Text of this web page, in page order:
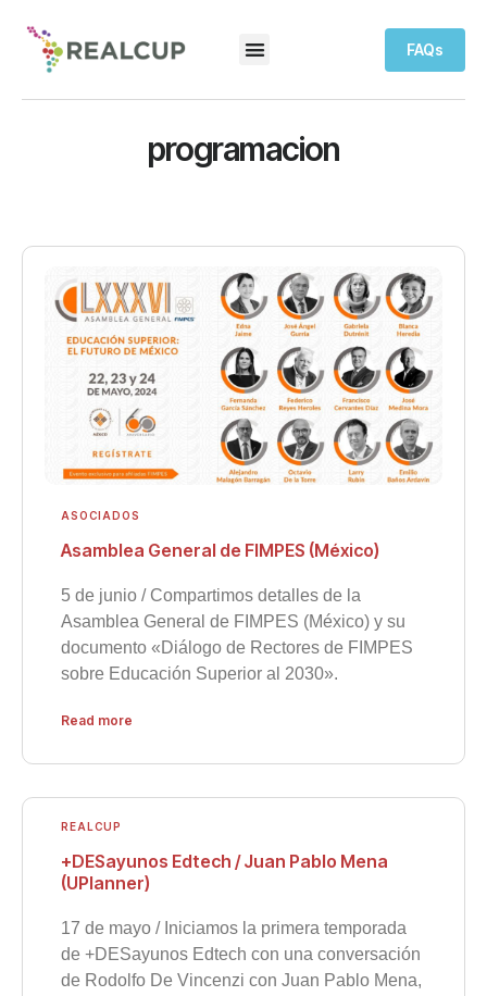
FAQs
programacion
ASOCIADOS
Asamblea General de FIMPES (México)
5 de junio / Compartimos detalles de la
Asamblea General de FIMPES (México) y su
documento «Diálogo de Rectores de FIMPES
sobre Educación Superior al 2030».
Read more
REALCUP
+DESayunos Edtech / Juan Pablo Mena
(UPlanner)
17 de mayo / Iniciamos la primera temporada
de +DESayunos Edtech con una conversación
de Rodolfo De Vincenzi con Juan Pablo Mena,